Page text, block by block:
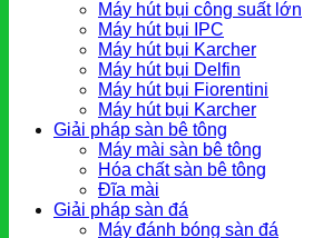
Máy hút bụi công suất lớn
Máy hút bụi IPC
Máy hút bụi Karcher
Máy hút bụi Delfin
Máy hút bụi Fiorentini
Máy hút bụi Karcher
Giải pháp sàn bê tông
Máy mài sàn bê tông
Hóa chất sàn bê tông
Đĩa mài
Giải pháp sàn đá
Máy đánh bóng sàn đá